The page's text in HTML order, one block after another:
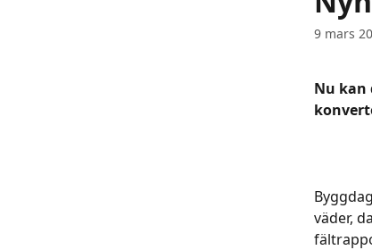
9 mars
Nu kan
väder,